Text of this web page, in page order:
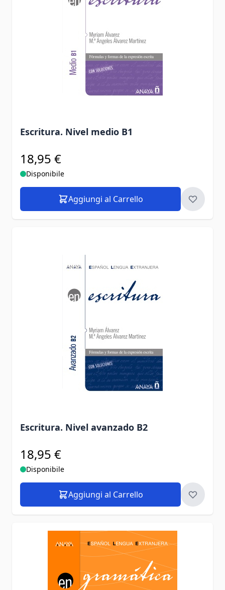
Escritura. Nivel medio B1
18,95 €
Disponibile
Aggiungi al Carrello
Escritura. Nivel avanzado B2
18,95 €
Disponibile
Aggiungi al Carrello